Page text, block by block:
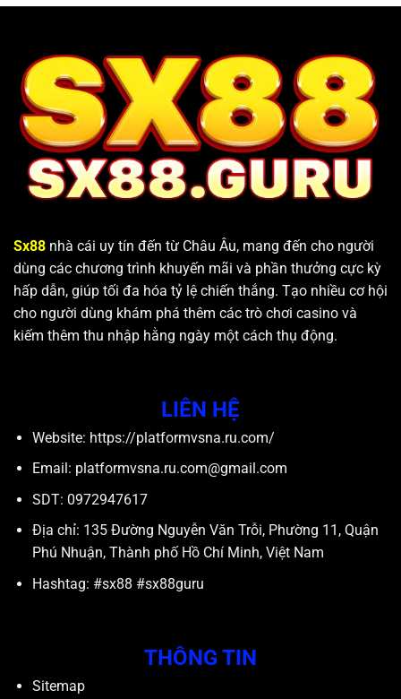
Sx88 nhà cái uy tín đến từ Châu Âu, mang đến cho người
dùng các chương trình khuyến mãi và phần thưởng cực kỳ
hấp dẫn, giúp tối đa hóa tỷ lệ chiến thắng. Tạo nhiều cơ hội
cho người dùng khám phá thêm các trò chơi casino và
kiếm thêm thu nhập hằng ngày một cách thụ động.
LIÊN HỆ
Website: https://platformvsna.ru.com/
Email: platformvsna.ru.com@gmail.com
SDT: 0972947617
Địa chỉ: 135 Đường Nguyễn Văn Trỗi, Phường 11, Quận
Phú Nhuận, Thành phố Hồ Chí Minh, Việt Nam
Hashtag: #sx88 #sx88guru
THÔNG TIN
Sitemap